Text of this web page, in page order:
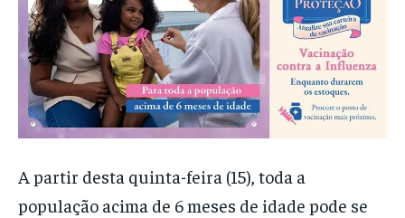
A partir desta quinta-feira (15), toda a
população acima de 6 meses de idade pode se